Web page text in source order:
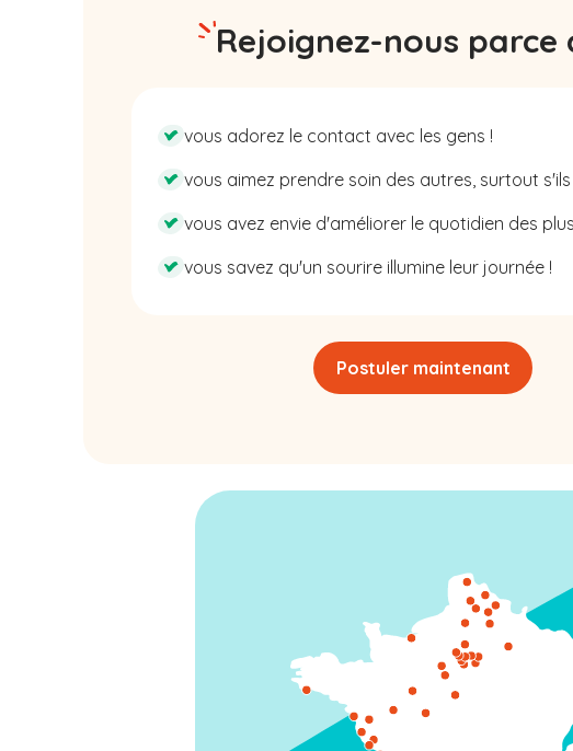
Rejoignez-nous parce
vous adorez le contact avec les gens !
vous aimez prendre soin des autres, surtout
vous avez envie d'améliorer le quotidien des
vous savez qu'un sourire illumine leur journée !
Postuler maintenant